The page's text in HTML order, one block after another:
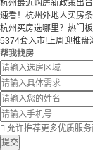
杭州最近购房新政策出
速看！杭州外地人买房
杭州买房选哪里？热门
5374套入市!上周迎推盘
帮我找房
 允许推荐更多优质服
提交